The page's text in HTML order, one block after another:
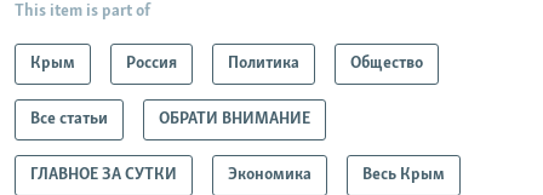
This item is part of
Крым Россия Политика Общество
Все статьи ОБРАТИ ВНИМАНИЕ
ГЛАВНОЕ ЗА СУТКИ Экономика Весь Крым